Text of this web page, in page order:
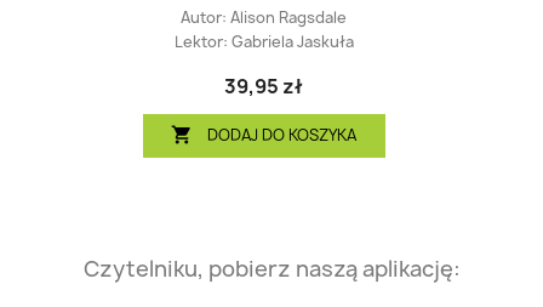
Autor: Alison Ragsdale
Lektor: Gabriela Jaskuła
39,95 zł
 DODAJ DO KOSZYKA
Czytelniku, pobierz naszą aplikację: